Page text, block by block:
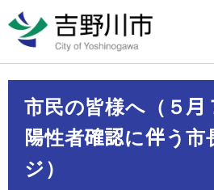
市民の皆様へ（５月
陽性者確認に伴う市
ジ）